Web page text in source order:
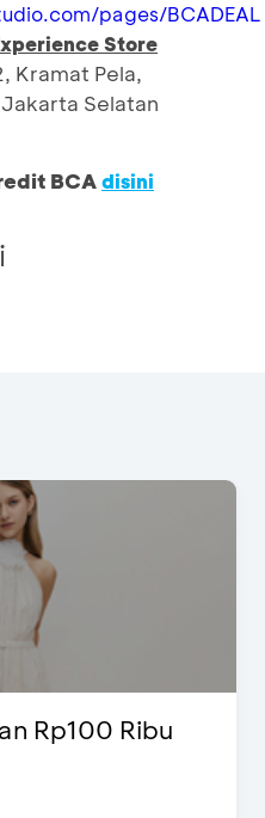
pages/BCADEAL
Store
Kramat Pela,
Selatan
BCAdisini
Rp100 Ribu